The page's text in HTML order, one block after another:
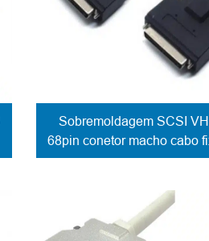
Sobremoldagem SCSI
68pin conetor macho cabo
parafuso bloqueio